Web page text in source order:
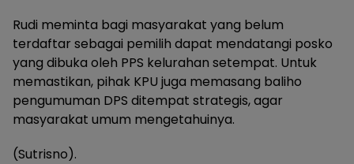
Rudi meminta bagi masyarakat yang belum
terdaftar sebagai pemilih dapat mendatangi posko
yang dibuka oleh PPS kelurahan setempat. Untuk
memastikan, pihak KPU juga memasang baliho
pengumuman DPS ditempat strategis, agar
masyarakat umum mengetahuinya.
(Sutrisno).